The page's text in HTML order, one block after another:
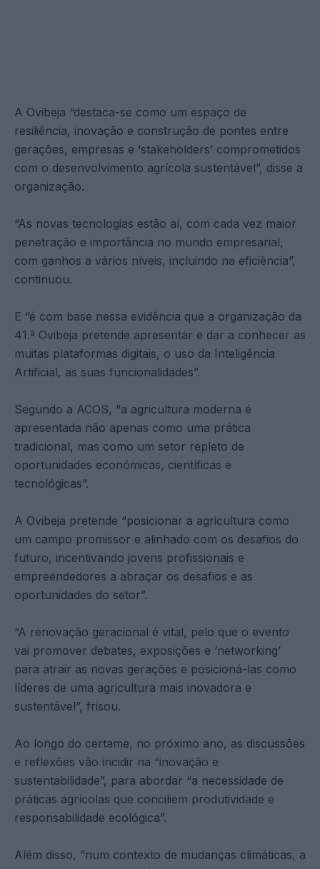
A Ovibeja “destaca-se como um espaço de
resiliência, inovação e construção de pontes entre
gerações, empresas e ‘stakeholders’ comprometidos
com o desenvolvimento agrícola sustentável”, disse a
organização.
“As novas tecnologias estão aí, com cada vez maior
penetração e importância no mundo empresarial,
com ganhos a vários níveis, incluindo na eficiência”,
continuou.
E “é com base nessa evidência que a organização da
41.ª Ovibeja pretende apresentar e dar a conhecer as
muitas plataformas digitais, o uso da Inteligência
Artificial, as suas funcionalidades”.
Segundo a ACOS, “a agricultura moderna é
apresentada não apenas como uma prática
tradicional, mas como um setor repleto de
oportunidades económicas, científicas e
tecnológicas”.
A Ovibeja pretende “posicionar a agricultura como
um campo promissor e alinhado com os desafios do
futuro, incentivando jovens profissionais e
empreendedores a abraçar os desafios e as
oportunidades do setor”.
“A renovação geracional é vital, pelo que o evento
vai promover debates, exposições e ‘networking’
para atrair as novas gerações e posicioná-las como
líderes de uma agricultura mais inovadora e
sustentável”, frisou.
Ao longo do certame, no próximo ano, as discussões
e reflexões vão incidir na “inovação e
sustentabilidade”, para abordar “a necessidade de
práticas agrícolas que conciliem produtividade e
responsabilidade ecológica”.
Além disso, “num contexto de mudanças climáticas, a